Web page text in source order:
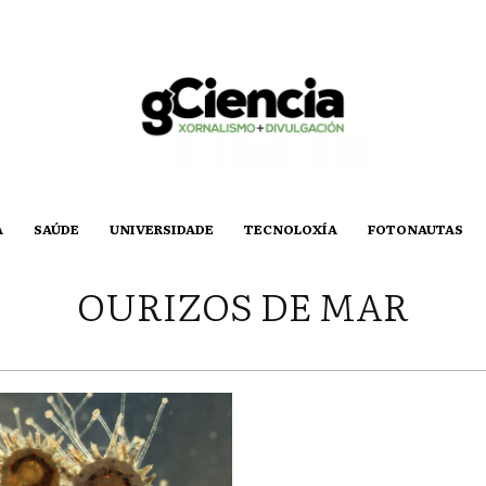
SAÚDE UNIVERSIDADE TECNOLOXÍA FOTONAUTAS
OURIZOS DE MAR